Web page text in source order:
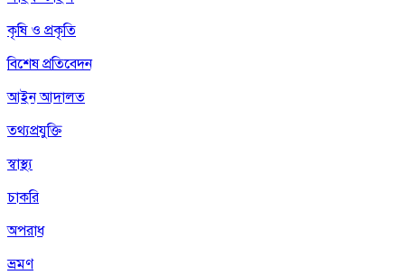
কৃষি ও প্রকৃতি
বিশেষ প্রতিবেদন
আইন আদালত
তথ্যপ্রযুক্তি
স্বাস্থ্য
চাকরি
অপরাধ
ভ্রমণ